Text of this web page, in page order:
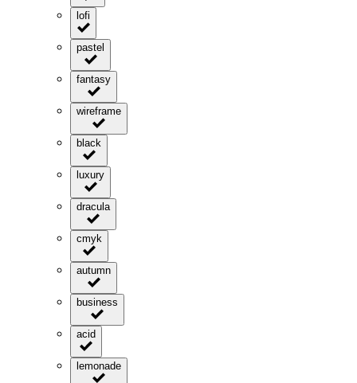
lofi
pastel
fantasy
wireframe
black
luxury
dracula
cmyk
autumn
business
acid
lemonade